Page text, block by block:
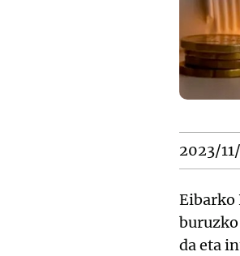
2023/
Eibarko
da eta